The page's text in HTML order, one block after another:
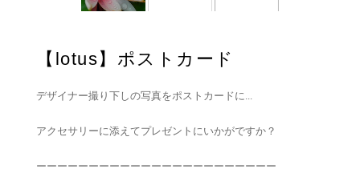
【lotus】ポストカード
デザイナー撮り下しの写真をポストカードに...
アクセサリーに添えてプレゼントにいかがですか？
ーーーーーーーーーーーーーーーーーーーーーーー